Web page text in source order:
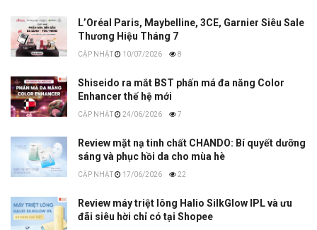
L’Oréal Paris, Maybelline, 3CE, Garnier Siêu Sale
Thương Hiệu Tháng 7
10/07/2026 8
Shiseido ra mắt BST phấn má đa năng Color
Enhancer thế hệ mới
24/06/2026 7
Review mặt nạ tinh chất CHANDO: Bí quyết dưỡng
sáng và phục hồi da cho mùa hè
17/06/2026 22
Review máy triệt lông Halio SilkGlow IPL và ưu
đãi siêu hời chỉ có tại Shopee